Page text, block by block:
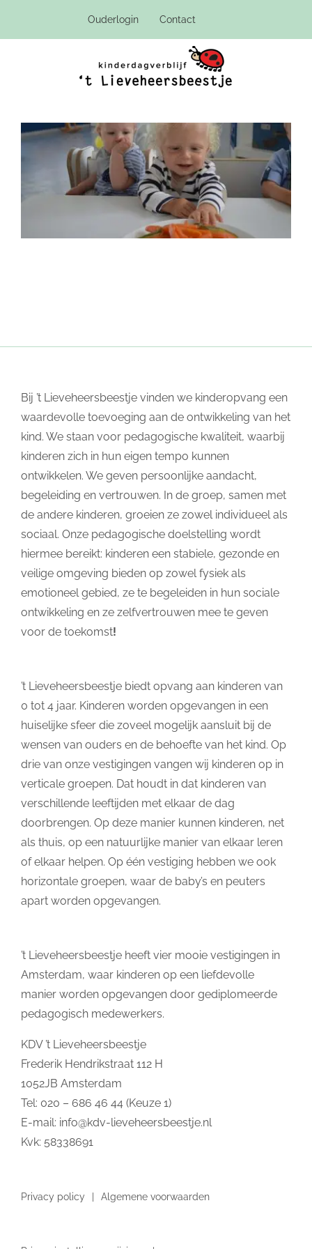
Ouderlogin Contact
Bij ’t Lieveheersbeestje vinden we kinderopvang een
waardevolle toevoeging aan de ontwikkeling van het
kind. We staan voor pedagogische kwaliteit, waarbij
kinderen zich in hun eigen tempo kunnen
ontwikkelen. We geven persoonlijke aandacht,
begeleiding en vertrouwen. In de groep, samen met
de andere kinderen, groeien ze zowel individueel als
sociaal. Onze pedagogische doelstelling wordt
hiermee bereikt: kinderen een stabiele, gezonde en
veilige omgeving bieden op zowel fysiek als
emotioneel gebied, ze te begeleiden in hun sociale
ontwikkeling en ze zelfvertrouwen mee te geven
voor de toekomst!
’t Lieveheersbeestje biedt opvang aan kinderen van
0 tot 4 jaar. Kinderen worden opgevangen in een
huiselijke sfeer die zoveel mogelijk aansluit bij de
wensen van ouders en de behoefte van het kind. Op
drie van onze vestigingen vangen wij kinderen op in
verticale groepen. Dat houdt in dat kinderen van
verschillende leeftijden met elkaar de dag
doorbrengen. Op deze manier kunnen kinderen, net
als thuis, op een natuurlijke manier van elkaar leren
of elkaar helpen. Op één vestiging hebben we ook
horizontale groepen, waar de baby’s en peuters
apart worden opgevangen.
’t Lieveheersbeestje heeft vier mooie vestigingen in
Amsterdam, waar kinderen op een liefdevolle
manier worden opgevangen door gediplomeerde
pedagogisch medewerkers.
KDV ’t Lieveheersbeestje
Frederik Hendrikstraat 112 H
1052JB Amsterdam
Tel: 020 – 686 46 44 (Keuze 1)
E-mail: info@kdv-lieveheersbeestje.nl
Kvk: 58338691
Privacy policy Algemene voorwaarden